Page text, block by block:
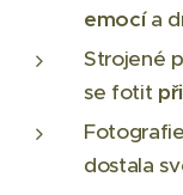
emocía
Strojené
se fotit
dostala